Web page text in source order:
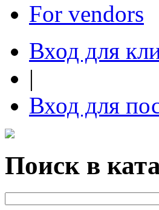
For vendors
Вход для
|
Вход для
Поиск в